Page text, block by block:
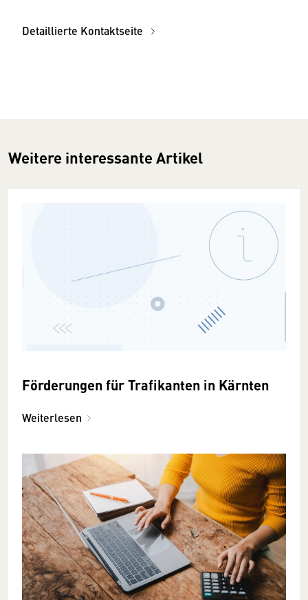
Detaillierte Kontaktseite
Weitere interessante Artikel
Förderungen für Trafikanten in Kärnten
Weiterlesen